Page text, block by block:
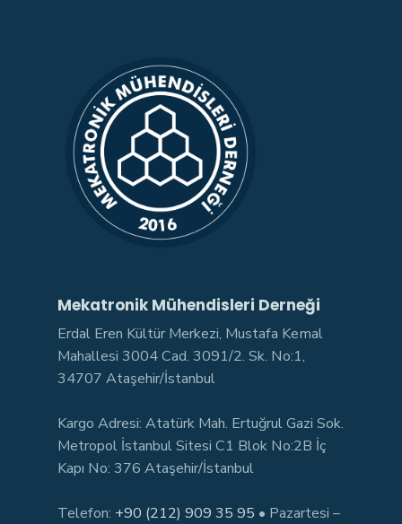
Mekatronik Mühendisleri Derneği
Erdal Eren Kültür Merkezi, Mustafa Kemal
Mahallesi 3004 Cad. 3091/2. Sk. No:1,
34707 Ataşehir/İstanbul
Kargo Adresi: Atatürk Mah. Ertuğrul Gazi Sok.
Metropol İstanbul Sitesi C1 Blok No:2B İç
Kapı No: 376 Ataşehir/İstanbul
Telefon: +90 (212) 909 35 95 • Pazartesi –